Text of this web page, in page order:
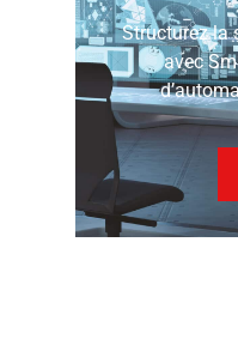
Structurez la
avec